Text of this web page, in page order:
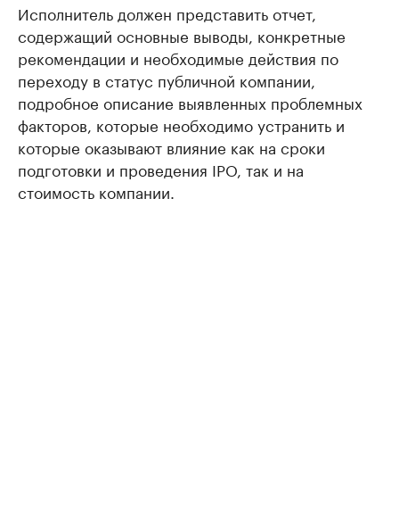
Исполнитель должен представить отчет,
содержащий основные выводы, конкретные
рекомендации и необходимые действия по
переходу в статус публичной компании,
подробное описание выявленных проблемных
факторов, которые необходимо устранить и
которые оказывают влияние как на сроки
подготовки и проведения IPO, так и на
стоимость компании.